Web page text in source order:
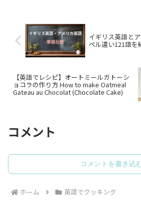
イギリス英語と
ペル違い121語を
【英語でレシピ】オートミールガトーシ
ョコラの作り方 How to make Oatmeal
Gateau au Chocolat (Chocolate Cake)
コメント
コメントを書き込
ホーム 英語でクッキング